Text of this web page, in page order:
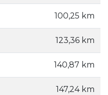
100,25 km
123,36 km
140,87 km
147,24 km